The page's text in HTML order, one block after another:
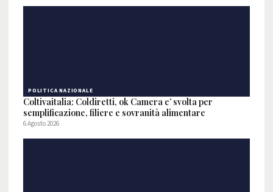
POLITICA NAZIONALE
Coltivaitalia: Coldiretti, ok Camera e’ svolta per
semplificazione, filiere e sovranità alimentare
6 Agosto 2026